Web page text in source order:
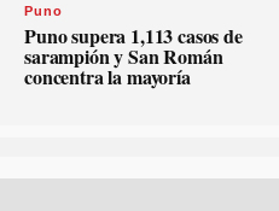
Puno
Puno supera 1,113 casos de
sarampión y San Román
concentra la mayoría